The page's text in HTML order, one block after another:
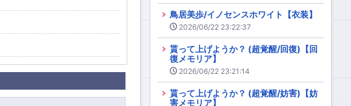
鳥居美歩/イノセンスホワイト【衣装】
2026/06/22 23:22:37
貰って上げようか？ (超覚醒/回復)【回
復メモリア】
2026/06/22 23:21:14
貰って上げようか？ (超覚醒/妨害)【妨
害メモリア】